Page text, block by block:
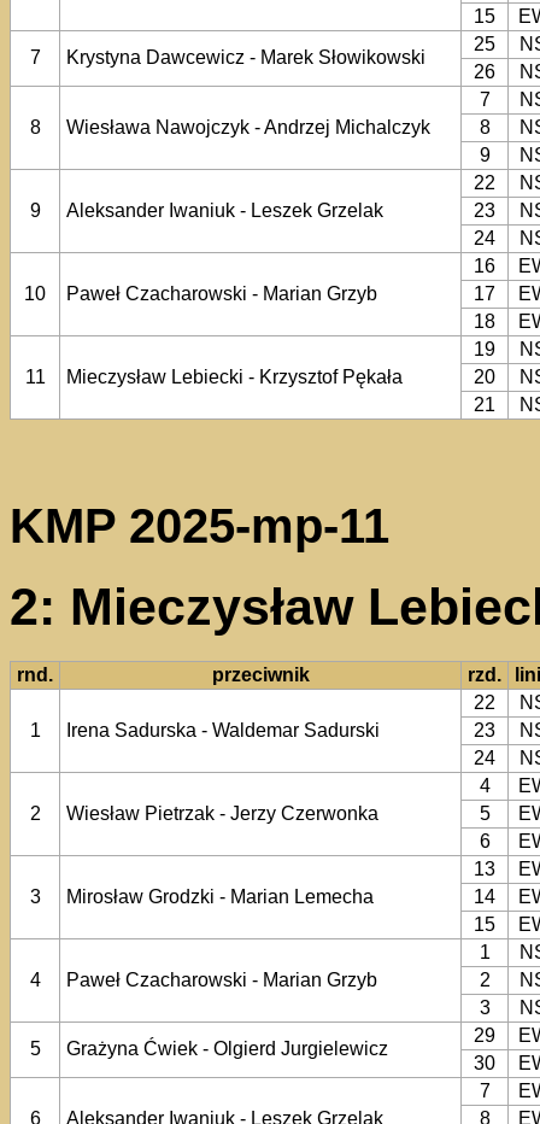
15
7
Krystyna Dawcewicz - Marek Słowikowski
25
26
8 Wiesława Nawojczyk - Andrzej Michalczyk
7
8
9
9 Aleksander Iwaniuk - Leszek Grzelak
22
23
24
10 Paweł Czacharowski - Marian Grzyb
16
17
18
11 Mieczysław Lebiecki - Krzysztof Pękała
19
20
21
KMP 2025-mp-11
2: Mieczysław
rnd. przeciwnik rzd.
1 Irena Sadurska - Waldemar Sadurski
22
23
24
2 Wiesław Pietrzak - Jerzy Czerwonka
4
5
6
3 Mirosław Grodzki - Marian Lemecha
13
14
15
4 Paweł Czacharowski - Marian Grzyb
1
2
3
5
Grażyna Ćwiek - Olgierd Jurgielewicz
29
30
6 Aleksander Iwaniuk - Leszek Grzelak
7
8